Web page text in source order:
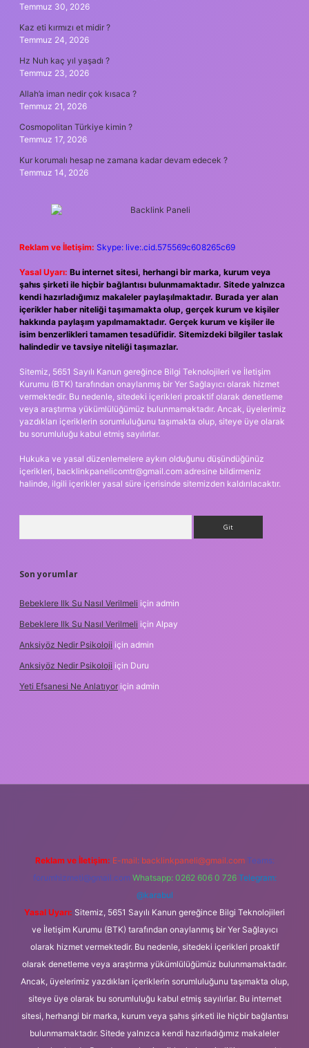
Temmuz 30, 2026
Kaz eti kırmızı et midir ?
Temmuz 24, 2026
Hz Nuh kaç yıl yaşadı ?
Temmuz 23, 2026
Allah’a iman nedir çok kısaca ?
Temmuz 21, 2026
Cosmopolitan Türkiye kimin ?
Temmuz 17, 2026
Kur korumalı hesap ne zamana kadar devam edecek ?
Temmuz 14, 2026
Reklam ve İletişim: Skype: live:.cid.575569c608265c69
Yasal Uyarı: Bu internet sitesi, herhangi bir marka, kurum veya
şahıs şirketi ile hiçbir bağlantısı bulunmamaktadır. Sitede yalnızca
kendi hazırladığımız makaleler paylaşılmaktadır. Burada yer alan
içerikler haber niteliği taşımamakta olup, gerçek kurum ve kişiler
hakkında paylaşım yapılmamaktadır. Gerçek kurum ve kişiler ile
isim benzerlikleri tamamen tesadüfidir. Sitemizdeki bilgiler taslak
halindedir ve tavsiye niteliği taşımazlar.
Sitemiz, 5651 Sayılı Kanun gereğince Bilgi Teknolojileri ve İletişim
Kurumu (BTK) tarafından onaylanmış bir Yer Sağlayıcı olarak hizmet
vermektedir. Bu nedenle, sitedeki içerikleri proaktif olarak denetleme
veya araştırma yükümlülüğümüz bulunmamaktadır. Ancak, üyelerimiz
yazdıkları içeriklerin sorumluluğunu taşımakta olup, siteye üye olarak
bu sorumluluğu kabul etmiş sayılırlar.
Hukuka ve yasal düzenlemelere aykırı olduğunu düşündüğünüz
içerikleri, backlinkpanelicomtr@gmail.com adresine bildirmeniz
halinde, ilgili içerikler yasal süre içerisinde sitemizden kaldırılacaktır.
Son yorumlar
Bebeklere Ilk Su Nasıl Verilmeli için admin
Bebeklere Ilk Su Nasıl Verilmeli için Alpay
Anksiyöz Nedir Psikoloji için admin
Anksiyöz Nedir Psikoloji için Duru
Yeti Efsanesi Ne Anlatıyor için admin
Reklam ve İletişim: E-mail: backlinkpaneli@gmail.com Teams:
forumhizmeti@gmail.com Whatsapp: 0262 606 0 726 Telegram:
@karabul
Yasal Uyarı: Sitemiz, 5651 Sayılı Kanun gereğince Bilgi Teknolojileri
ve İletişim Kurumu (BTK) tarafından onaylanmış bir Yer Sağlayıcı
olarak hizmet vermektedir. Bu nedenle, sitedeki içerikleri proaktif
olarak denetleme veya araştırma yükümlülüğümüz bulunmamaktadır.
Ancak, üyelerimiz yazdıkları içeriklerin sorumluluğunu taşımakta olup,
siteye üye olarak bu sorumluluğu kabul etmiş sayılırlar. Bu internet
sitesi, herhangi bir marka, kurum veya şahıs şirketi ile hiçbir bağlantısı
bulunmamaktadır. Sitede yalnızca kendi hazırladığımız makaleler